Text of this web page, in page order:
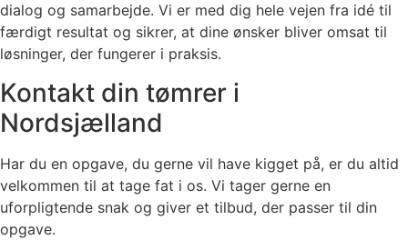
dialog og samarbejde. Vi er med dig hele vejen fra idé til
færdigt resultat og sikrer, at dine ønsker bliver omsat til
løsninger, der fungerer i praksis.
Kontakt din tømrer i
Nordsjælland
Har du en opgave, du gerne vil have kigget på, er du altid
velkommen til at tage fat i os. Vi tager gerne en
uforpligtende snak og giver et tilbud, der passer til din
opgave.